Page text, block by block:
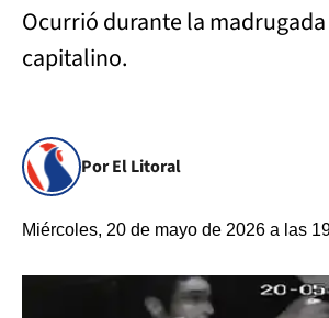
Ocurrió durante la
capitalino.
Por El Litoral
Miércoles, 20 de mayo de 2026 a las